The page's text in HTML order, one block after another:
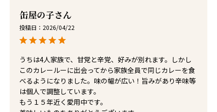
缶屋の子
投稿日 2026/04/22
うちは4人家族で、甘党と辛党、好みが別れます。しかし
このカレールーに出会ってから家族全員で同じカレーを食
べるようになりました。味の幅が広い！旨みがあり辛味等
は個人で調整しています。
もう１５年近く愛用中です。